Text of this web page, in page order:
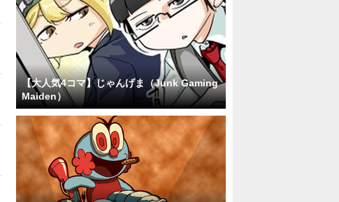
【大人気4コマ】じゃんげま（Junk Gaming
Maiden）